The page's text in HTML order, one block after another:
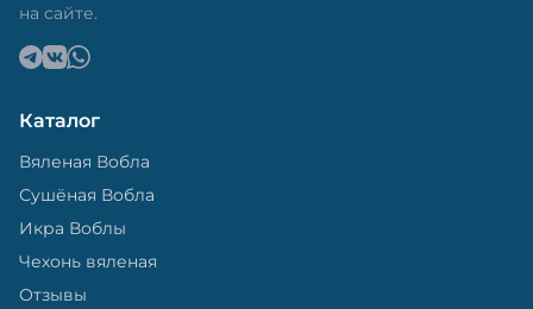
на сайте.
Каталог
Вяленая Вобла
Сушёная Вобла
Икра Воблы
Чехонь вяленая
Отзывы